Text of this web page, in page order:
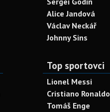
Alice Jandová
Václav Neckář
Johnny Sins
Top sportovci
Lionel Messi
Cristiano Ronaldo
Tomáš Enge